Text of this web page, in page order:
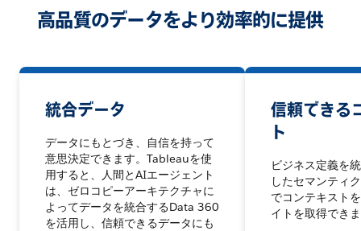
高品質のデータをより効率的に提供
統合データ
データにもとづき、自信を持って
意思決定できます。Tableauを使
用すると、人間とAIエージェント
は、ゼロコピーアーキテクチャに
よってデータを統合するData 360
を活用し、信頼できるデータにも
信頼できる
ト
ビジネス定義を
したセマンティ
でコンテキスト
イトを取得でき